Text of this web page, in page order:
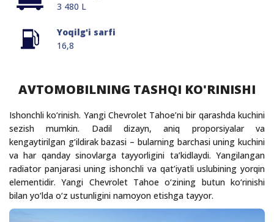
3 480 L
Yoqilg'i sarfi
16,8
AVTOMOBILNING TASHQI KO'RINISHI
Ishonchli ko‘rinish. Yangi Chevrolet Tahoe’ni bir qarashda kuchini
sezish mumkin. Dadil dizayn, aniq proporsiyalar va
kengaytirilgan g‘ildirak bazasi – bularning barchasi uning kuchini
va har qanday sinovlarga tayyorligini ta’kidlaydi. Yangilangan
radiator panjarasi uning ishonchli va qat’iyatli uslubining yorqin
elementidir. Yangi Chevrolet Tahoe o‘zining butun ko‘rinishi
bilan yo‘lda o‘z ustunligini namoyon etishga tayyor.